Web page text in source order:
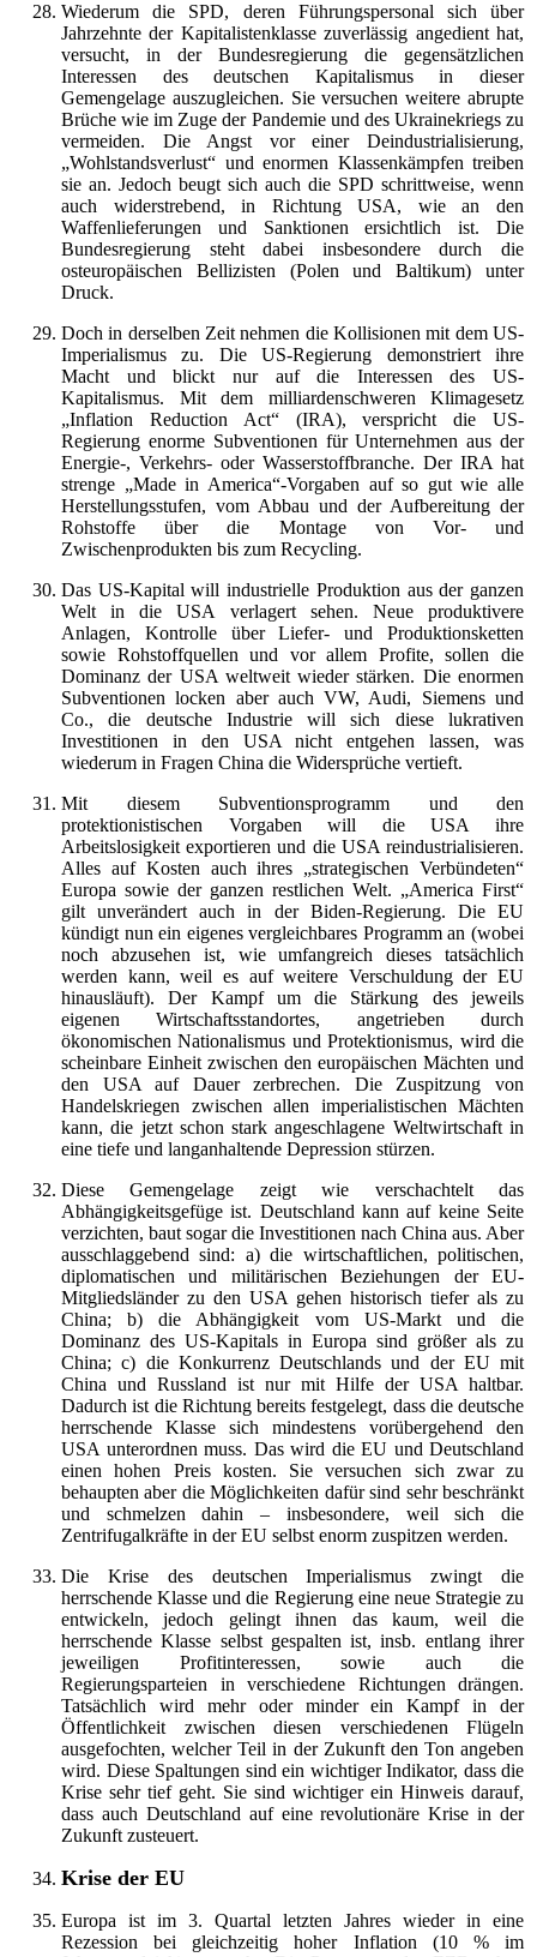
Wiederum die SPD, deren Führungspersonal sich über
Jahrzehnte der Kapitalistenklasse zuverlässig angedient hat,
versucht, in der Bundesregierung die gegensätzlichen
Interessen des deutschen Kapitalismus in dieser
Gemengelage auszugleichen. Sie versuchen weitere abrupte
Brüche wie im Zuge der Pandemie und des Ukrainekriegs zu
vermeiden. Die Angst vor einer Deindustrialisierung,
„Wohlstandsverlust“ und enormen Klassenkämpfen treiben
sie an. Jedoch beugt sich auch die SPD schrittweise, wenn
auch widerstrebend, in Richtung USA, wie an den
Waffenlieferungen und Sanktionen ersichtlich ist. Die
Bundesregierung steht dabei insbesondere durch die
osteuropäischen Bellizisten (Polen und Baltikum) unter
Druck.
Doch in derselben Zeit nehmen die Kollisionen mit dem US-
Imperialismus zu. Die US-Regierung demonstriert ihre
Macht und blickt nur auf die Interessen des US-
Kapitalismus. Mit dem milliardenschweren Klimagesetz
„Inflation Reduction Act“ (IRA), verspricht die US-
Regierung enorme Subventionen für Unternehmen aus der
Energie-, Verkehrs- oder Wasserstoffbranche. Der IRA hat
strenge „Made in America“-Vorgaben auf so gut wie alle
Herstellungsstufen, vom Abbau und der Aufbereitung der
Rohstoffe über die Montage von Vor- und
Zwischenprodukten bis zum Recycling.
Das US-Kapital will industrielle Produktion aus der ganzen
Welt in die USA verlagert sehen. Neue produktivere
Anlagen, Kontrolle über Liefer- und Produktionsketten
sowie Rohstoffquellen und vor allem Profite, sollen die
Dominanz der USA weltweit wieder stärken. Die enormen
Subventionen locken aber auch VW, Audi, Siemens und
Co., die deutsche Industrie will sich diese lukrativen
Investitionen in den USA nicht entgehen lassen, was
wiederum in Fragen China die Widersprüche vertieft.
Mit diesem Subventionsprogramm und den
protektionistischen Vorgaben will die USA ihre
Arbeitslosigkeit exportieren und die USA reindustrialisieren.
Alles auf Kosten auch ihres „strategischen Verbündeten“
Europa sowie der ganzen restlichen Welt. „America First“
gilt unverändert auch in der Biden-Regierung. Die EU
kündigt nun ein eigenes vergleichbares Programm an (wobei
noch abzusehen ist, wie umfangreich dieses tatsächlich
werden kann, weil es auf weitere Verschuldung der EU
hinausläuft). Der Kampf um die Stärkung des jeweils
eigenen Wirtschaftsstandortes, angetrieben durch
ökonomischen Nationalismus und Protektionismus, wird die
scheinbare Einheit zwischen den europäischen Mächten und
den USA auf Dauer zerbrechen. Die Zuspitzung von
Handelskriegen zwischen allen imperialistischen Mächten
kann, die jetzt schon stark angeschlagene Weltwirtschaft in
eine tiefe und langanhaltende Depression stürzen.
Diese Gemengelage zeigt wie verschachtelt das
Abhängigkeitsgefüge ist. Deutschland kann auf keine Seite
verzichten, baut sogar die Investitionen nach China aus. Aber
ausschlaggebend sind: a) die wirtschaftlichen, politischen,
diplomatischen und militärischen Beziehungen der EU-
Mitgliedsländer zu den USA gehen historisch tiefer als zu
China; b) die Abhängigkeit vom US-Markt und die
Dominanz des US-Kapitals in Europa sind größer als zu
China; c) die Konkurrenz Deutschlands und der EU mit
China und Russland ist nur mit Hilfe der USA haltbar.
Dadurch ist die Richtung bereits festgelegt, dass die deutsche
herrschende Klasse sich mindestens vorübergehend den
USA unterordnen muss. Das wird die EU und Deutschland
einen hohen Preis kosten. Sie versuchen sich zwar zu
behaupten aber die Möglichkeiten dafür sind sehr beschränkt
und schmelzen dahin – insbesondere, weil sich die
Zentrifugalkräfte in der EU selbst enorm zuspitzen werden.
Die Krise des deutschen Imperialismus zwingt die
herrschende Klasse und die Regierung eine neue Strategie zu
entwickeln, jedoch gelingt ihnen das kaum, weil die
herrschende Klasse selbst gespalten ist, insb. entlang ihrer
jeweiligen Profitinteressen, sowie auch die
Regierungsparteien in verschiedene Richtungen drängen.
Tatsächlich wird mehr oder minder ein Kampf in der
Öffentlichkeit zwischen diesen verschiedenen Flügeln
ausgefochten, welcher Teil in der Zukunft den Ton angeben
wird. Diese Spaltungen sind ein wichtiger Indikator, dass die
Krise sehr tief geht. Sie sind wichtiger ein Hinweis darauf,
dass auch Deutschland auf eine revolutionäre Krise in der
Zukunft zusteuert.
Krise der EU
Europa ist im 3. Quartal letzten Jahres wieder in eine
Rezession bei gleichzeitig hoher Inflation (10 % im